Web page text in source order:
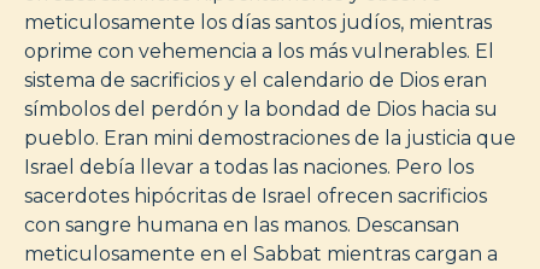
meticulosamente los días santos judíos, mientras
oprime con vehemencia a los más vulnerables. El
sistema de sacrificios y el calendario de Dios eran
símbolos del perdón y la bondad de Dios hacia su
pueblo. Eran mini demostraciones de la justicia que
Israel debía llevar a todas las naciones. Pero los
sacerdotes hipócritas de Israel ofrecen sacrificios
con sangre humana en las manos. Descansan
meticulosamente en el Sabbat mientras cargan a